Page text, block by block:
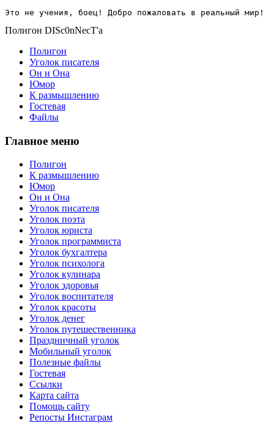
Это не учения, боец! Добро пожаловать в реальный мир!
Полигон DISc0nNecT'a
Полигон
Уголок писателя
Он и Она
Юмор
К размышлению
Гостевая
Файлы
Главное меню
Полигон
К размышлению
Юмор
Он и Она
Уголок писателя
Уголок поэта
Уголок юриста
Уголок программиста
Уголок бухгалтера
Уголок психолога
Уголок кулинара
Уголок здоровья
Уголок воспитателя
Уголок красоты
Уголок денег
Уголок путешественника
Праздничный уголок
Мобильный уголок
Полезные файлы
Гостевая
Ссылки
Карта сайта
Помощь сайту
Репосты Инстаграм